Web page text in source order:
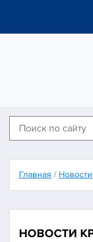
Главная / Новости
НОВОСТИ